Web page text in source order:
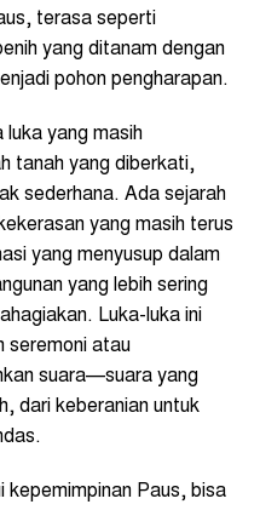
terasa seperti
yang ditanam dengan
pohon pengharapan.
luka yang masih
tanah yang diberkati,
sederhana. Ada sejarah
yang masih terus
yang menyusup dalam
yang lebih sering
Luka-luka ini
seremoni atau
suara—suara yang
dari keberanian untuk
kepemimpinan Paus, bisa